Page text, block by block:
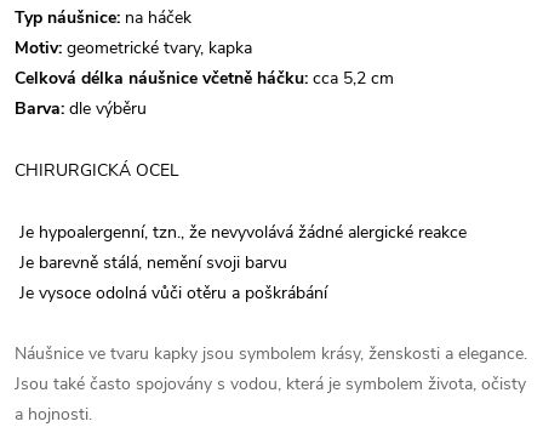
Typ náušnice: na háček
Motiv: geometrické tvary, kapka
Celková délka náušnice včetně háčku: cca 5,2 cm
Barva: dle výběru
CHIRURGICKÁ OCEL
Je hypoalergenní, tzn., že nevyvolává žádné alergické reakce
Je barevně stálá, nemění svoji barvu
Je vysoce odolná vůči otěru a poškrábání
Náušnice ve tvaru kapky jsou symbolem krásy, ženskosti a elegance.
Jsou také často spojovány s vodou, která je symbolem života, očisty
a hojnosti.